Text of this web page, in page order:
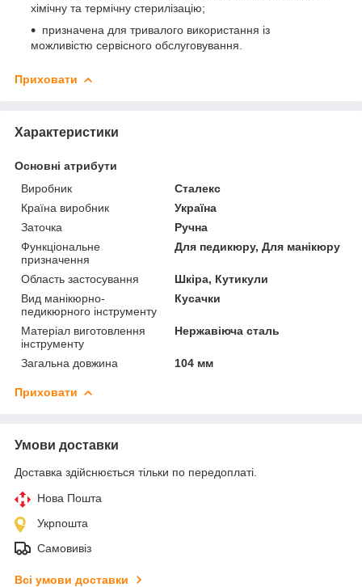
хімічну та термічну стерилізацію;
призначена для тривалого використання із
можливістю сервісного обслуговування.
Приховати
Характеристики
Основні атрибути
Виробник
Сталекс
Країна виробник
Україна
Заточка
Ручна
Функціональне
призначення
Для педикюру, Для манікюру
Область застосування
Шкіра, Кутикули
Вид манікюрно-
педикюрного інструменту
Кусачки
Матеріал виготовлення
інструменту
Нержавіюча сталь
Загальна довжина 104 мм
Приховати
Умови доставки
Доставка здійснюється тільки по передоплаті.
Нова Пошта
Укрпошта
Самовивіз
Всі умови доставки